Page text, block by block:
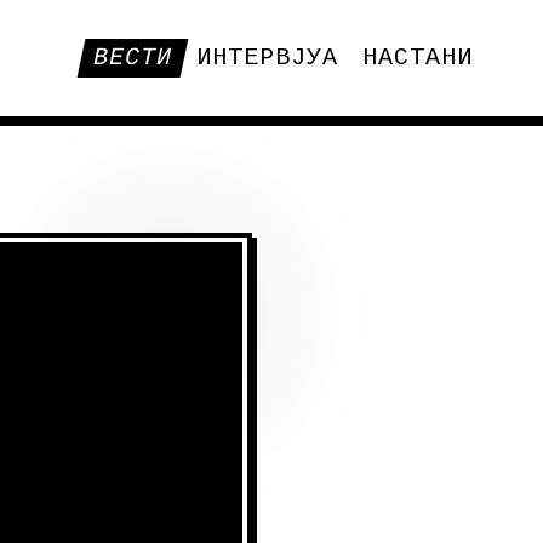
ВЕСТИ ИНТЕРВЈУА НАСТАНИ